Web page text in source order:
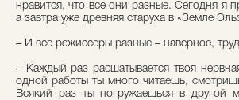
нравится, что все они разные. Сегодня я
а завтра уже древняя старуха в «Земле
– И все режиссеры разные – наверное,
– Каждый раз расшатывается твоя
одной работы ты много читаешь,
Всякий раз ты погружаешься в другой